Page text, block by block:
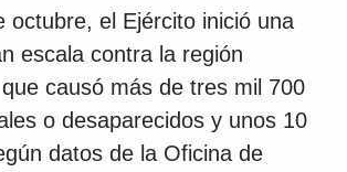
octubre, el Ejército inició una
escala contra la región
causó más de tres mil 700
o desaparecidos y unos 10
datos de la Oficina de